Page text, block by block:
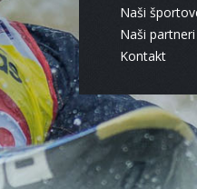
Naši
Naši partneri
Kontakt